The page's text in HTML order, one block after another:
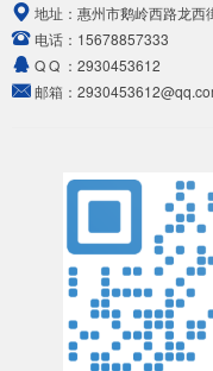
地址： 惠州市鹅岭西路龙西
电话： 15678857333
Q Q ： 2930453612
邮箱：